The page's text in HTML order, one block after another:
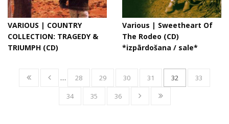
VARIOUS | COUNTRY
COLLECTION: TRAGEDY &
TRIUMPH (CD)
Various | Sweetheart Of
The Rodeo (CD)
*izpārdošana / sale*
… 28 29 30 31 32
33
34
35 36